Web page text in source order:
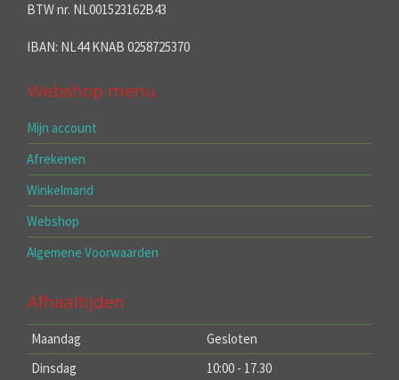
BTW nr. NL001523162B43
IBAN: NL44 KNAB 0258725370
Webshop menu
Mijn account
Afrekenen
Winkelmand
Webshop
Algemene Voorwaarden
Afhaaltijden
Maandag
Gesloten
Dinsdag
10:00 - 17.30